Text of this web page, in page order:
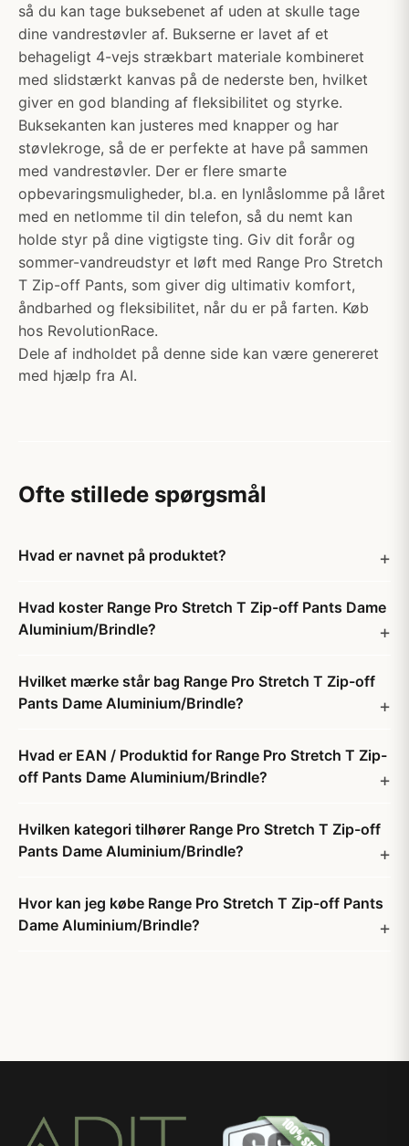
så du kan tage buksebenet af uden at skulle tage
dine vandrestøvler af. Bukserne er lavet af et
behageligt 4-vejs strækbart materiale kombineret
med slidstærkt kanvas på de nederste ben, hvilket
giver en god blanding af fleksibilitet og styrke.
Buksekanten kan justeres med knapper og har
støvlekroge, så de er perfekte at have på sammen
med vandrestøvler. Der er flere smarte
opbevaringsmuligheder, bl.a. en lynlåslomme på låret
med en netlomme til din telefon, så du nemt kan
holde styr på dine vigtigste ting. Giv dit forår og
sommer-vandreudstyr et løft med Range Pro Stretch
T Zip-off Pants, som giver dig ultimativ komfort,
åndbarhed og fleksibilitet, når du er på farten. Køb
hos RevolutionRace.
Dele af indholdet på denne side kan være genereret
med hjælp fra AI.
Ofte stillede spørgsmål
Hvad er navnet på produktet?
Hvad koster Range Pro Stretch T Zip-off Pants Dame
Aluminium/Brindle?
Hvilket mærke står bag Range Pro Stretch T Zip-off
Pants Dame Aluminium/Brindle?
Hvad er EAN / Produktid for Range Pro Stretch T Zip-
off Pants Dame Aluminium/Brindle?
Hvilken kategori tilhører Range Pro Stretch T Zip-off
Pants Dame Aluminium/Brindle?
Hvor kan jeg købe Range Pro Stretch T Zip-off Pants
Dame Aluminium/Brindle?